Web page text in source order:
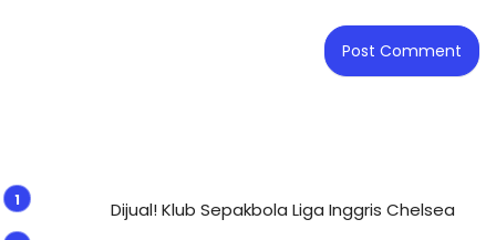
Dijual! Klub Sepakbola Liga Inggris Chelsea